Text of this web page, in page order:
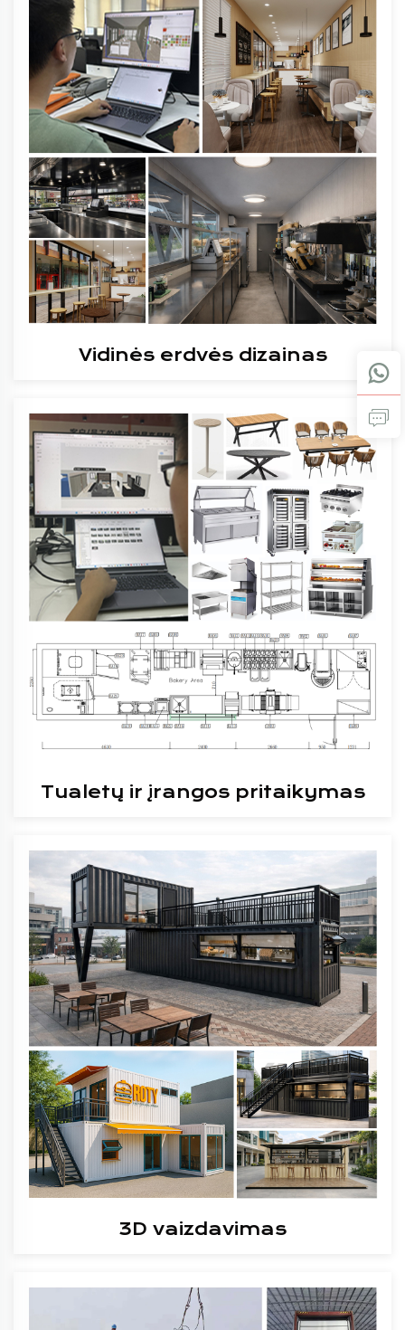
Vidinės erdvės dizainas
Tualetų ir įrangos pritaikymas
3D vaizdavimas